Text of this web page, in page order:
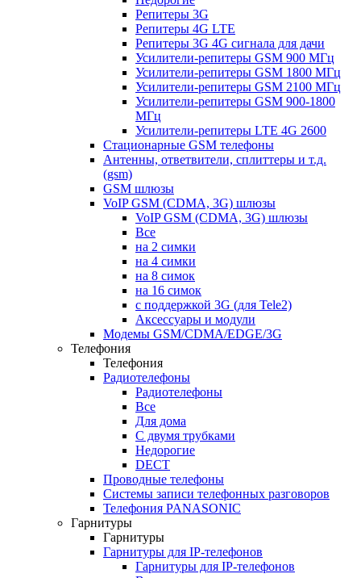
Репитеры 3G
Репитеры 4G LTE
Репитеры 3G 4G сигнала для дачи
Усилители-репитеры GSM 900 МГц
Усилители-репитеры GSM 1800 МГц
Усилители-репитеры GSM 2100 МГц
Усилители-репитеры GSM 900-1800
МГц
Усилители-репитеры LTE 4G 2600
Стационарные GSM телефоны
Антенны, ответвители, сплиттеры и т.д.
(gsm)
GSM шлюзы
VoIP GSM (CDMA, 3G) шлюзы
VoIP GSM (CDMA, 3G) шлюзы
Все
на 2 симки
на 4 симки
на 8 симок
на 16 симок
с поддержкой 3G (для Tele2)
Аксессуары и модули
Модемы GSM/CDMA/EDGE/3G
Телефония
Телефония
Радиотелефоны
Радиотелефоны
Все
Для дома
С двумя трубками
Недорогие
DECT
Проводные телефоны
Системы записи телефонных разговоров
Телефония PANASONIC
Гарнитуры
Гарнитуры
Гарнитуры для IP-телефонов
Гарнитуры для IP-телефонов